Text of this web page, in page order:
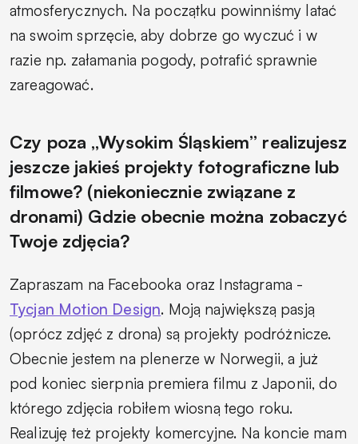
atmosferycznych. Na początku powinniśmy latać
na swoim sprzęcie, aby dobrze go wyczuć i w
razie np. załamania pogody, potrafić sprawnie
zareagować.
Czy poza „Wysokim Śląskiem” realizujesz
jeszcze jakieś projekty fotograficzne lub
filmowe? (niekoniecznie związane z
dronami) Gdzie obecnie można zobaczyć
Twoje zdjęcia?
Zapraszam na Facebooka oraz Instagrama -
Tycjan Motion Design. Moją największą pasją
(oprócz zdjęć z drona) są projekty podróżnicze.
Obecnie jestem na plenerze w Norwegii, a już
pod koniec sierpnia premiera filmu z Japonii, do
którego zdjęcia robiłem wiosną tego roku.
Realizuję też projekty komercyjne. Na koncie mam